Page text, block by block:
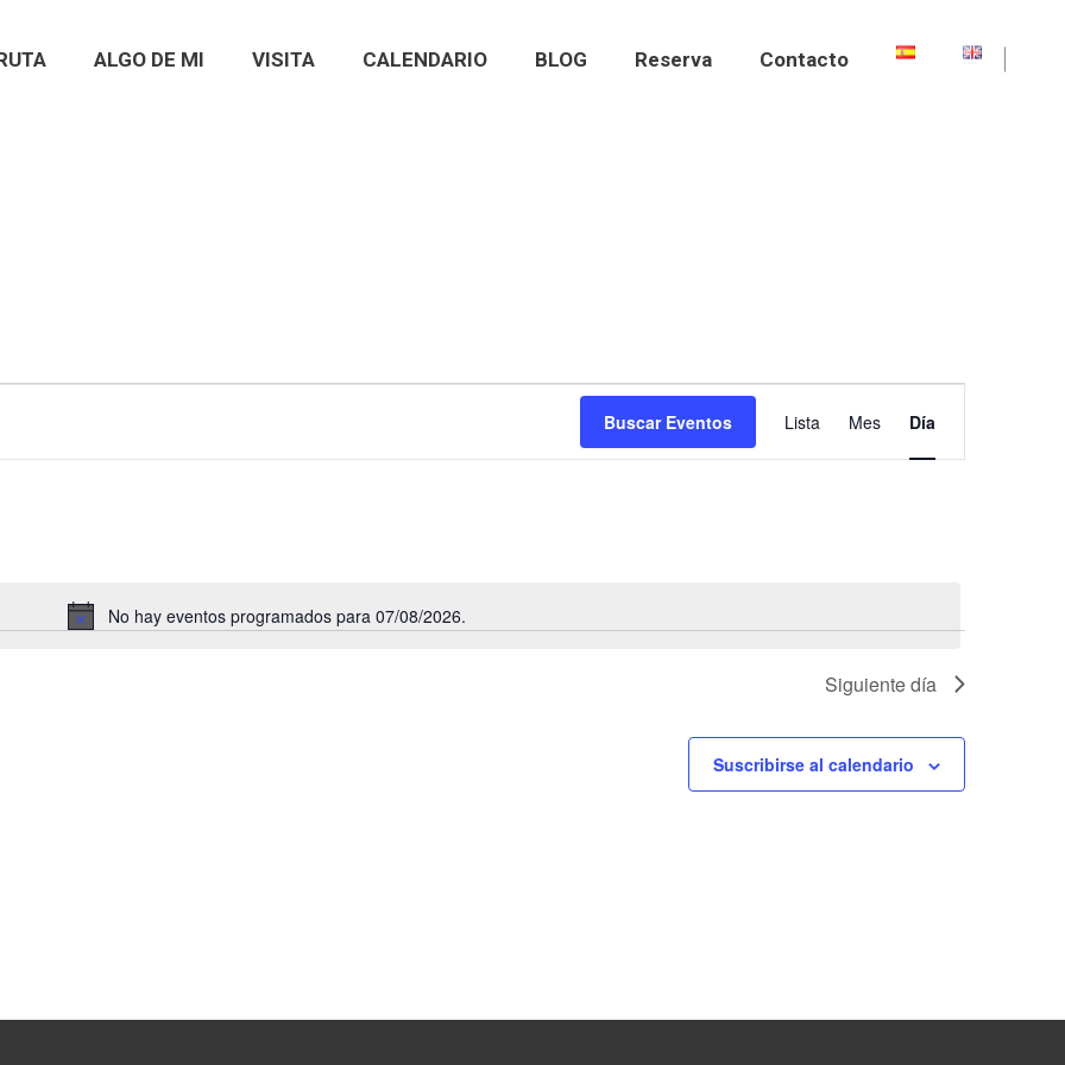
ALGO DE MI VISITA CALENDARIO BLOG Reserva Contacto
Aviso
No hay eventos programados para 07/08/2026.
Buscar Eventos
de
vistas
Lista Mes Día
Siguiente día
Suscribirse al calendario